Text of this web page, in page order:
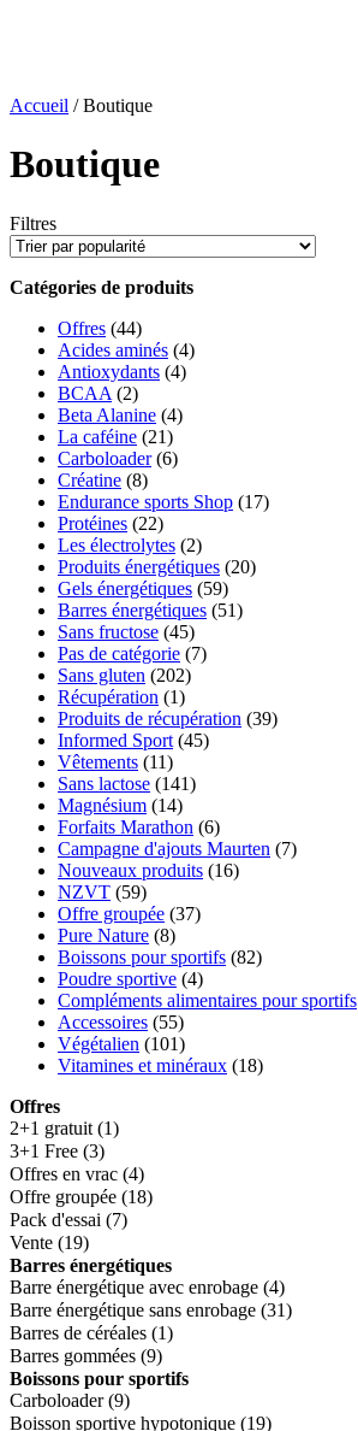
Accueil / Boutique
Boutique
Filtres
Catégories de produits
Offres (44)
Acides aminés (4)
Antioxydants (4)
BCAA (2)
Beta Alanine (4)
La caféine (21)
Carboloader (6)
Créatine (8)
Endurance sports Shop (17)
Protéines (22)
Les électrolytes (2)
Produits énergétiques (20)
Gels énergétiques (59)
Barres énergétiques (51)
Sans fructose (45)
Pas de catégorie (7)
Sans gluten (202)
Récupération (1)
Produits de récupération (39)
Informed Sport (45)
Vêtements (11)
Sans lactose (141)
Magnésium (14)
Forfaits Marathon (6)
Campagne d'ajouts Maurten (7)
Nouveaux produits (16)
NZVT (59)
Offre groupée (37)
Pure Nature (8)
Boissons pour sportifs (82)
Poudre sportive (4)
Compléments alimentaires pour sportifs
Accessoires (55)
Végétalien (101)
Vitamines et minéraux (18)
Offres
2+1 gratuit (1)
3+1 Free (3)
Offres en vrac (4)
Offre groupée (18)
Pack d'essai (7)
Vente (19)
Barres énergétiques
Barre énergétique avec enrobage (4)
Barre énergétique sans enrobage (31)
Barres de céréales (1)
Barres gommées (9)
Boissons pour sportifs
Carboloader (9)
Boisson sportive hypotonique (19)